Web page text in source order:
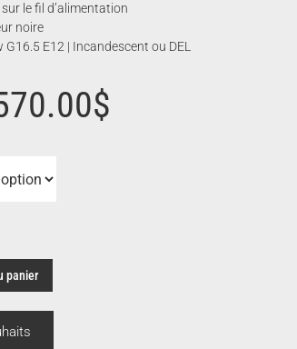
le fil d’alimentation
noire
E12 | Incandescent ou DEL
$
panier